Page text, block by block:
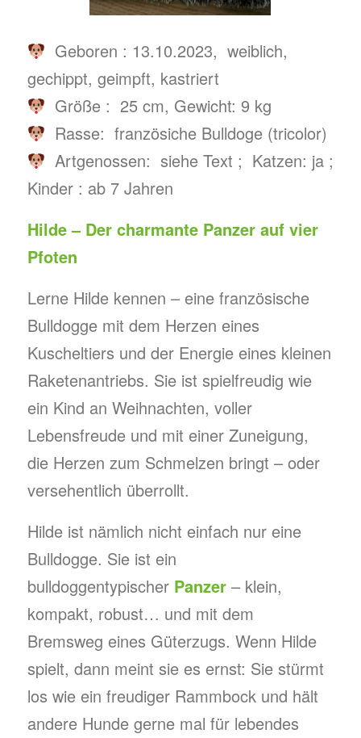
Geboren : 13.10.2023, weiblich,
gechippt, geimpft, kastriert
Größe : 25 cm, Gewicht: 9 kg
Rasse: französiche Bulldoge (tricolor)
Artgenossen: siehe Text ; Katzen: ja ;
Kinder : ab 7 Jahren
Hilde – Der charmante Panzer auf vier
Pfoten
Lerne Hilde kennen – eine französische
Bulldogge mit dem Herzen eines
Kuscheltiers und der Energie eines kleinen
Raketenantriebs. Sie ist spielfreudig wie
ein Kind an Weihnachten, voller
Lebensfreude und mit einer Zuneigung,
die Herzen zum Schmelzen bringt – oder
versehentlich überrollt.
Hilde ist nämlich nicht einfach nur eine
Bulldogge. Sie ist ein
bulldoggentypischer Panzer– klein,
kompakt, robust… und mit dem
Bremsweg eines Güterzugs. Wenn Hilde
spielt, dann meint sie es ernst: Sie stürmt
los wie ein freudiger Rammbock und hält
andere Hunde gerne mal für lebendes